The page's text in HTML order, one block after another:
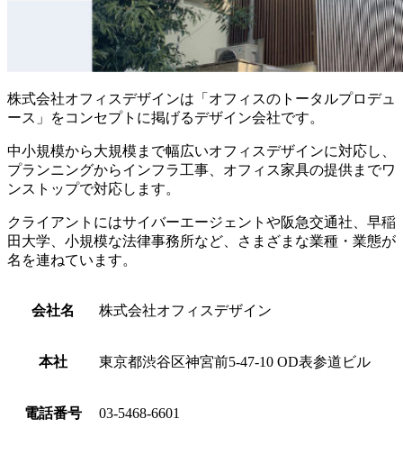
株式会社オフィスデザインは「オフィスのトータルプロデュ
ース」をコンセプトに掲げるデザイン会社です。
中小規模から大規模まで幅広いオフィスデザインに対応し、
プランニングからインフラ工事、オフィス家具の提供までワ
ンストップで対応します。
クライアントにはサイバーエージェントや阪急交通社、早稲
田大学、小規模な法律事務所など、さまざまな業種・業態が
名を連ねています。
会社名 株式会社オフィスデザイン
本社 東京都渋谷区神宮前5-47-10 OD表参道ビル
電話番号 03-5468-6601